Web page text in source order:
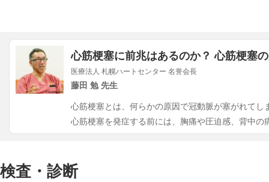
心筋梗塞に前兆はあるのか？ 心筋梗塞
医療法人 札幌ハートセンター 名誉会長
藤田 勉 先生
心筋梗塞とは、何らかの原因で冠動脈が塞がれて
心筋梗塞を発症する前には、胸痛や圧迫感、背中の
検査・診断